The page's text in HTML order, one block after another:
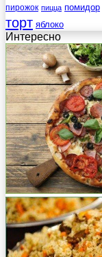
пирожок пицца помидор
торт яблоко
Интересно